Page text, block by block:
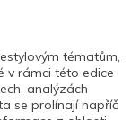
tématům,
v rámci této edice
analýzách
se prolínají napříč